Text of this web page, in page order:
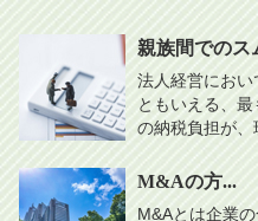
親族間でのス
法人経営におい
ともいえる、
の納税負担が
M&Aの方...
M&Aとは企業